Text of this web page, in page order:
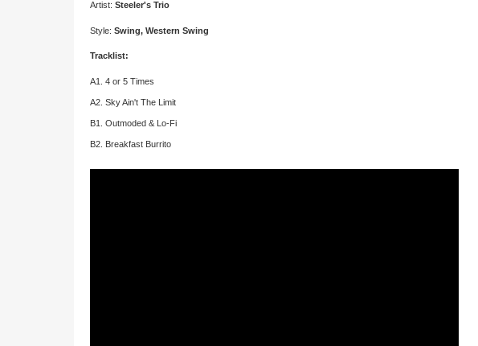
Artist: Steeler's Trio
Style: Swing, Western Swing
Tracklist:
A1. 4 or 5 Times
A2. Sky Ain't The Limit
B1. Outmoded & Lo-Fi
B2. Breakfast Burrito